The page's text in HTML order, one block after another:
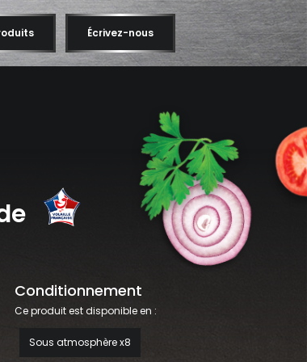
Écrivez-nous
Conditionnement
Ce produit est disponible en :
Sous atmosphère x8